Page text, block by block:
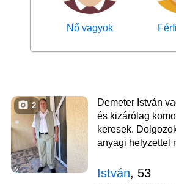
Nő vagyok
2
Demeter István
és kizárólag
keresek.
anyagi helyzettel
István, 53